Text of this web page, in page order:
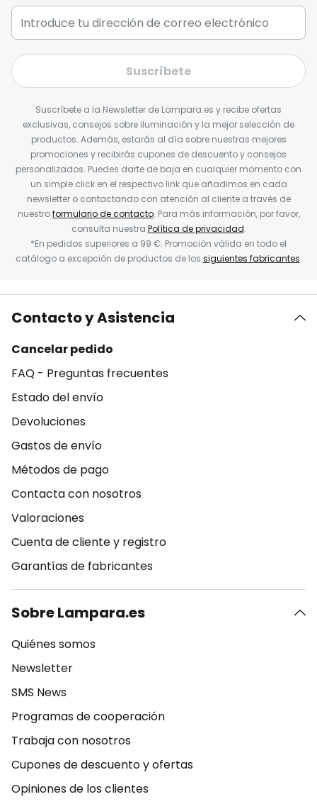
Suscríbete
Suscríbete a la Newsletter de Lampara.es y recibe ofertas
exclusivas, consejos sobre iluminación y la mejor selección de
productos. Además, estarás al día sobre nuestras mejores
promociones y recibirás cupones de descuento y consejos
personalizados. Puedes darte de baja en cualquier momento con
un simple click en el respectivo link que añadimos en cada
newsletter o contactando con atención al cliente a través de
nuestroformulario de contacto. Para más información, por favor,
consulta nuestra Política de privacidad.
*En pedidos superiores a 99 €. Promoción válida en todo el
catálogo a excepción de productos de los siguientes fabricantes.
Contacto y Asistencia
Cancelar pedido
FAQ - Preguntas frecuentes
Estado del envío
Devoluciones
Gastos de envío
Métodos de pago
Contacta con nosotros
Valoraciones
Cuenta de cliente y registro
Garantías de fabricantes
Sobre Lampara.es
Quiénes somos
Newsletter
SMS News
Programas de cooperación
Trabaja con nosotros
Cupones de descuento y ofertas
Opiniones de los clientes